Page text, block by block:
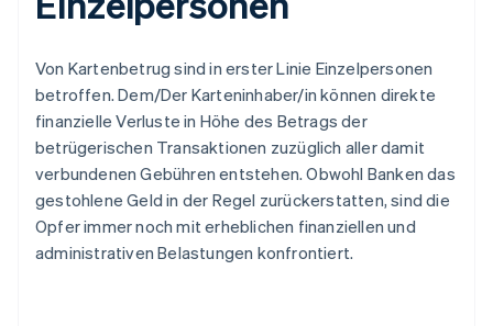
Von Kartenbetrug sind in erster Linie Einzelpersonen
betroffen. Dem/Der Karteninhaber/in können direkte
finanzielle Verluste in Höhe des Betrags der
betrügerischen Transaktionen zuzüglich aller damit
verbundenen Gebühren entstehen. Obwohl Banken das
gestohlene Geld in der Regel zurückerstatten, sind die
Opfer immer noch mit erheblichen finanziellen und
administrativen Belastungen konfrontiert.